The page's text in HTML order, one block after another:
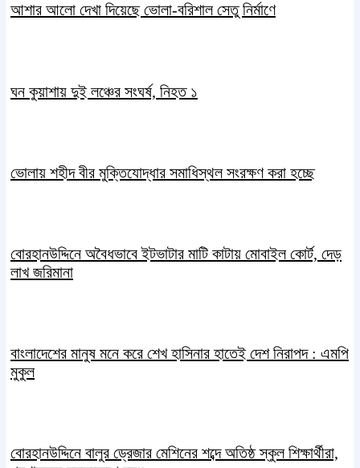
আশার আলো দেখা দিয়েছে ভোলা-বরিশাল সেতু নির্মাণে
ঘন কুয়াশায় দুই লঞ্চের সংঘর্ষ, নিহত ১
ভোলায় শহীদ বীর মুক্তিযোদ্ধার সমাধিস্থল সংরক্ষণ করা হচ্ছে
বোরহানউদ্দিনে অবৈধভাবে ইটভাটার মাটি কাটায় মোবাইল কোর্ট, দেড়
লাখ জরিমানা
বাংলাদেশের মানুষ মনে করে শেখ হাসিনার হাতেই দেশ নিরাপদ : এমপি
মুকুল
বোরহানউদ্দিনে বালুর ড্রেজার মেশিনের শব্দে অতিষ্ঠ স্কুল শিক্ষার্থীরা,